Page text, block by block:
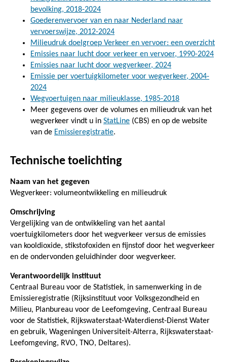
bevolking, 2018-2024
Goederenvervoer van en naar Nederland naar
vervoerswijze, 2012-2024
Milieudruk doelgroep Verkeer en vervoer: een overzicht
Emissies naar lucht door verkeer en vervoer, 1990-2024
Emissies naar lucht door wegverkeer, 2024
Emissie per voertuigkilometer voor wegverkeer, 2004-
2024
Wegvoertuigen naar milieuklasse, 1985-2018
Meer gegevens over de volumes en milieudruk van het
wegverkeer vindt u in StatLine (CBS) en op de website
van de Emissieregistratie.
Technische toelichting
Naam van het gegeven
Wegverkeer: volumeontwikkeling en milieudruk
Omschrijving
Vergelijking van de ontwikkeling van het aantal
voertuigkilometers door het wegverkeer versus de emissies
van kooldioxide, stikstofoxiden en fijnstof door het wegverkeer
en de ondervonden geluidhinder door wegverkeer.
Verantwoordelijk instituut
Centraal Bureau voor de Statistiek, in samenwerking in de
Emissieregistratie (Rijksinstituut voor Volksgezondheid en
Milieu, Planbureau voor de Leefomgeving, Centraal Bureau
voor de Statistiek, Rijkswaterstaat-Waterdienst-Dienst Water
en gebruik, Wageningen Universiteit-Alterra, Rijkswaterstaat-
Leefomgeving, RVO, TNO, Deltares).